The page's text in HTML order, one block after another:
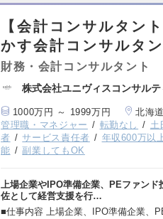
【会計コンサルタン
かす会計コンサルタ
財務・会計コンサルタント
株式会社ユニヴィスコンサル
1000万円 ～ 1999万円 北海道
管理職・マネジャー
転勤なし 土
者
サービス責任者 年収600万以
能
副業してもOK
上場企業やIPO準備企業、PEファン
佐として経営支援を行…
■仕事内容 上場企業、IPO準備企業、